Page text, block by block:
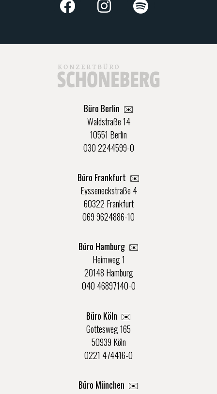
Büro Berlin ✉️
Waldstraße 14
10551 Berlin
030 2244599-0
Büro Frankfurt ✉️
Eysseneckstraße 4
60322 Frankfurt
069 9624886-10
Büro Hamburg ✉️
Heimweg 1
20148 Hamburg
040 46897140-0
Büro Köln ✉️
Gottesweg 165
50939 Köln
0221 474416-0
Büro München ✉️